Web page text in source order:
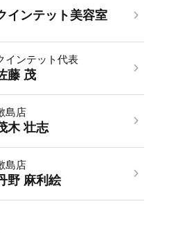
インテット美容室
インテット代表
藤 茂
島店
木 壮志
島店
野 麻利絵